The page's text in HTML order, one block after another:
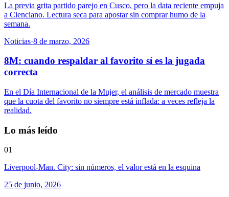
La previa grita partido parejo en Cusco, pero la data reciente empuja
a Cienciano. Lectura seca para apostar sin comprar humo de la
semana.
Noticias·8 de marzo, 2026
8M: cuando respaldar al favorito sí es la jugada
correcta
En el Día Internacional de la Mujer, el análisis de mercado muestra
que la cuota del favorito no siempre está inflada: a veces refleja la
realidad.
Lo más leído
01
Liverpool-Man. City: sin números, el valor está en la esquina
25 de junio, 2026